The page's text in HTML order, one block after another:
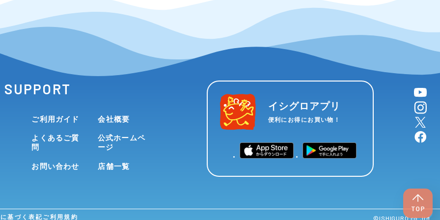
SUPPORT
ご利用ガイド
よくあるご質
問
お問い合わせ
会社概要
公式ホームペ
ージ
店舗一覧
イシグロアプリ
便利にお得にお買い物！
YouTube
instagram
X
facebook
基づく表記ご利用規約 ©︎ISHIGURO co.,ltd